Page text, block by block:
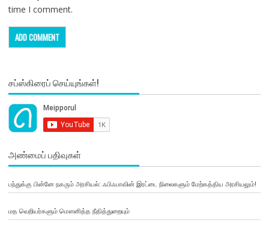
time I comment.
சப்ஸ்கிரைப் செய்யுங்கள்!
அண்மைப் பதிவுகள்
பந்துக்கு பின்னே நகரும் அரசியல்: ஃபிஃபாவின் இரட்டை நிலைகளும் மேற்கத்திய அரசியலும்!
மத வெறியர்களும் மௌனித்த நீதித்துறையும்